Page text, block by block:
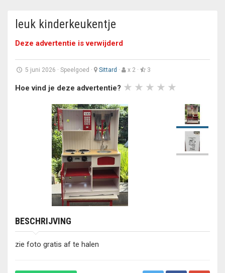
leuk kinderkeukentje
Deze advertentie is verwijderd
5 juni 2026 · Speelgoed · Sittard · x 2 · 3
Hoe vind je deze advertentie?
BESCHRIJVING
zie foto gratis af te halen